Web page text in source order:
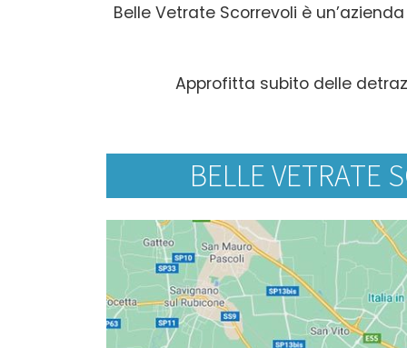
Belle Vetrate Scorrevoli è
Approfitta subito delle
BELLE VETRATE